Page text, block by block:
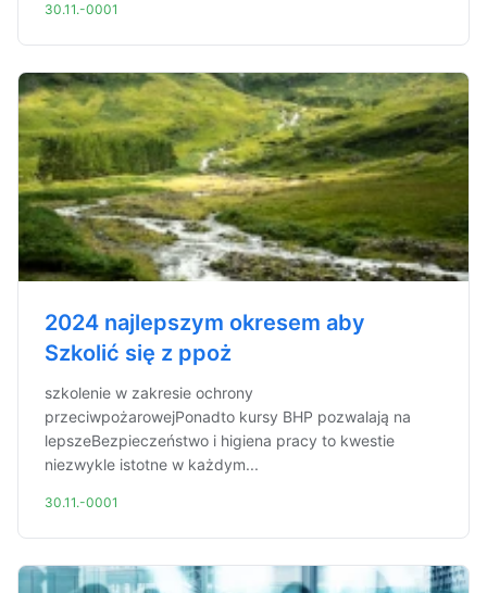
30.11.-0001
2024 najlepszym okresem aby
Szkolić się z ppoż
szkolenie w zakresie ochrony
przeciwpożarowejPonadto kursy BHP pozwalają na
lepszeBezpieczeństwo i higiena pracy to kwestie
niezwykle istotne w każdym...
30.11.-0001